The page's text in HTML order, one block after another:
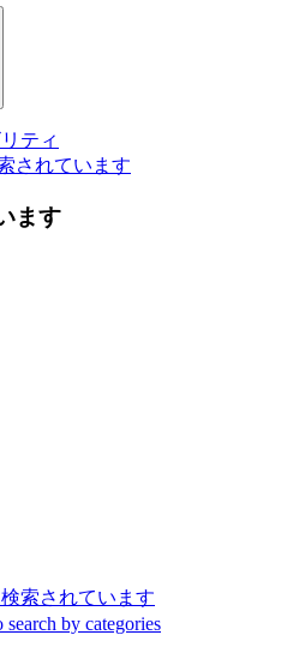
ティ
されています
ます
検索されています
search by categories